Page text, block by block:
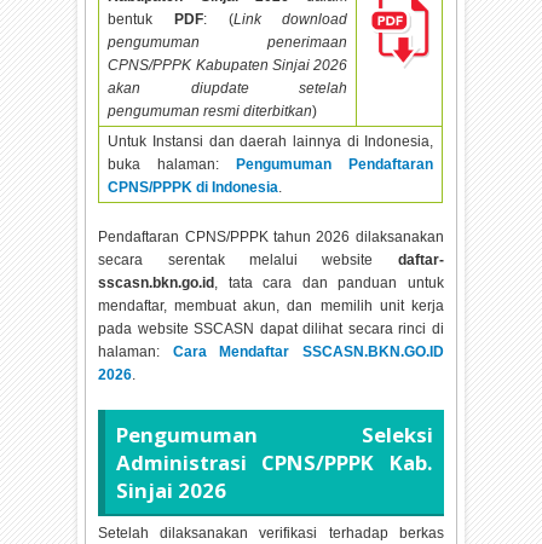
bentuk
PDF: (Link download
pengumuman penerimaan
CPNS/PPPK Kabupaten Sinjai2026
akan diupdate setelah
pengumuman resmi diterbitkan)
Untuk Instansi dan daerah lainnya di Indonesia,
buka halaman:
Pengumuman Pendaftaran
CPNS/PPPK di Indonesia.
Pendaftaran CPNS/PPPK tahun2026 dilaksanakan
secara serentak melalui website daftar-
sscasn.bkn.go.id , tata cara dan panduan untuk
mendaftar, membuat akun, dan memilih unit kerja
pada website SSCASN dapat dilihat secara rinci di
halaman: Cara Mendaftar SSCASN.BKN.GO.ID
2026.
Pengumuman Seleksi
Administrasi CPNS/PPPK Kab.
Sinjai 2026
Setelah dilaksanakan verifikasi terhadap berkas